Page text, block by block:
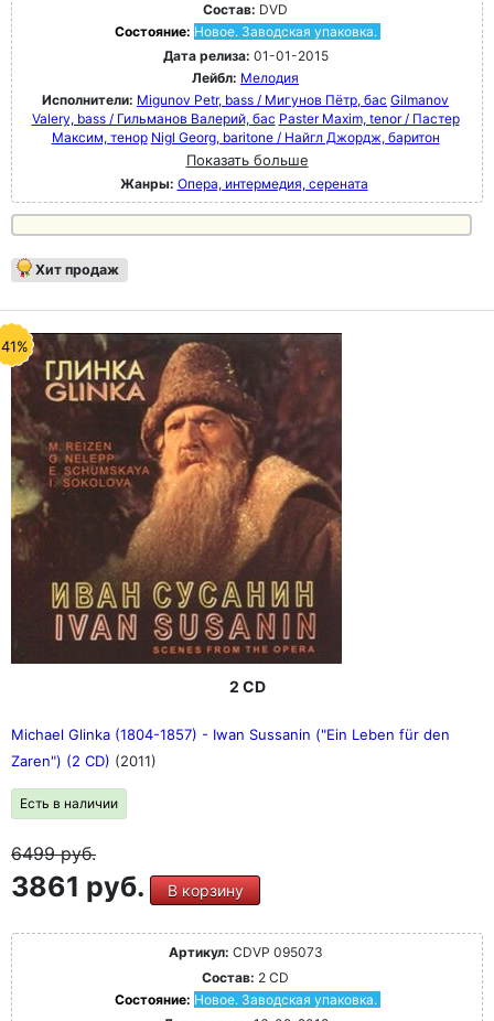
Состав: DVD
Состояние: Новое. Заводская упаковка.
Дата релиза: 01-01-2015
Лейбл: Мелодия
Исполнители: Migunov Petr, bass / Мигунов Пётр, бас Gilmanov
Valery, bass / Гильманов Валерий, бас Paster Maxim, tenor / Пастер
Максим, тенор Nigl Georg, baritone / Найгл Джордж, баритон
Показать больше
Жанры: Опера, интермедия, серената
Хит продаж
2 CD
Michael Glinka (1804-1857) - Iwan Sussanin ("Ein Leben für den
Zaren") (2 CD) (2011)
Есть в наличии
6499руб.
3861 руб. В корзину
Артикул: CDVP 095073
Состав: 2 CD
Состояние: Новое. Заводская упаковка.